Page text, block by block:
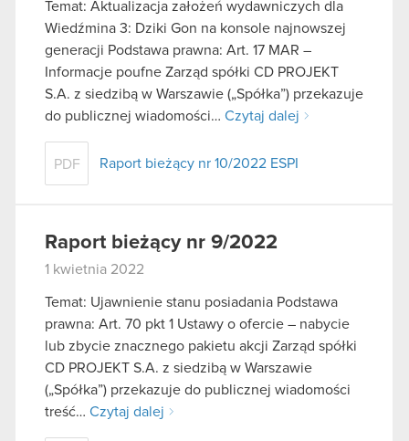
Temat: Aktualizacja założeń wydawniczych dla
Wiedźmina 3: Dziki Gon na konsole najnowszej
generacji Podstawa prawna: Art. 17 MAR –
Informacje poufne Zarząd spółki CD PROJEKT
S.A. z siedzibą w Warszawie („Spółka”) przekazuje
do publicznej wiadomości… Czytaj dalej
PDF Raport bieżący nr 10/2022 ESPI
Raport bieżący nr 9/2022
1 kwietnia 2022
Temat: Ujawnienie stanu posiadania Podstawa
prawna: Art. 70 pkt 1 Ustawy o ofercie – nabycie
lub zbycie znacznego pakietu akcji Zarząd spółki
CD PROJEKT S.A. z siedzibą w Warszawie
(„Spółka”) przekazuje do publicznej wiadomości
treść… Czytaj dalej